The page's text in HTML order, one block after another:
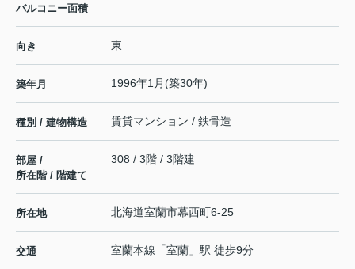
バルコニー面積
向き 東
築年月 1996年1月(築30年)
種別 / 建物構造 賃貸マンション / 鉄骨造
部屋 /
所在階 / 階建て
308 / 3階 / 3階建
所在地 北海道室蘭市幕西町6-25
交通 室蘭本線 「室蘭 」駅 徒歩9分